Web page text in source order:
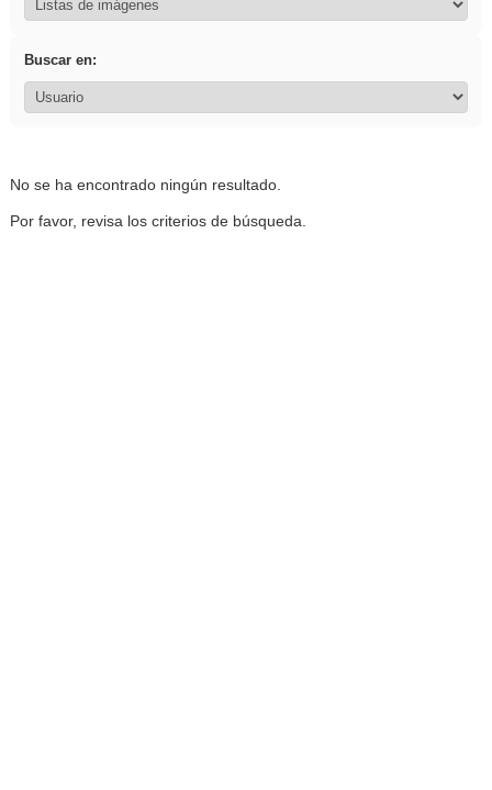
Buscar en:
No se ha encontrado ningún resultado.
Por favor, revisa los criterios de búsqueda.